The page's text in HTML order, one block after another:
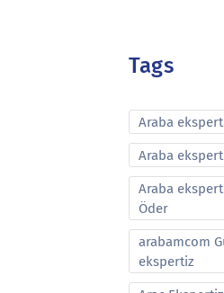
Tags
Araba
Araba
Araba
Öder
arabamcom
ekspertiz